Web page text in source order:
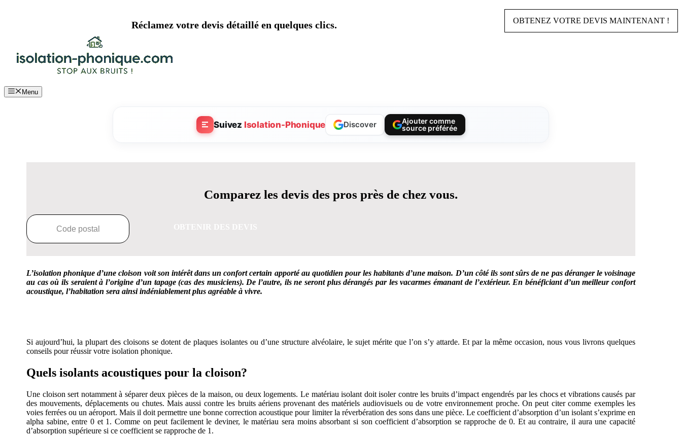
Réclamez votre devis détaillé en quelques clics. OBTENEZ VOTRE DEVIS MAINTENANT !
Menu
Suivez Isolation-Phonique Discover
Ajouter comme
source préférée
Comparez les devis des pros près de chez vous.
L’isolation phonique d’une cloison voit son intérêt dans un confort certain apporté au quotidien pour les habitants d’une maison. D’un côté ils sont sûrs de ne pas déranger le voisinage
au cas où ils seraient à l’origine d’un tapage (cas des musiciens). De l’autre, ils ne seront plus dérangés par les vacarmes émanant de l’extérieur. En bénéficiant d’un meilleur confort
acoustique, l’habitation sera ainsi indéniablement plus agréable à vivre.
Si aujourd’hui, la plupart des cloisons se dotent de plaques isolantes ou d’une structure alvéolaire, le sujet mérite que l’on s’y attarde. Et par la même occasion, nous vous livrons quelques
conseils pour réussir votre isolation phonique.
Quels isolants acoustiques pour la cloison?
Une cloison sert notamment à séparer deux pièces de la maison, ou deux logements. Le matériau isolant doit isoler contre les bruits d’impact engendrés par les chocs et vibrations causés par
des mouvements, déplacements ou chutes. Mais aussi contre les bruits aériens provenant des matériels audiovisuels ou de votre environnement proche. On peut citer comme exemples les
voies ferrées ou un aéroport. Mais il doit permettre une bonne correction acoustique pour limiter la réverbération des sons dans une pièce. Le coefficient d’absorption d’un isolant s’exprime en
alpha sabine, entre 0 et 1. Comme on peut facilement le deviner, le matériau sera moins absorbant si son coefficient d’absorption se rapproche de 0. Et au contraire, il aura une capacité
d’absorption supérieure si ce coefficient se rapproche de 1.